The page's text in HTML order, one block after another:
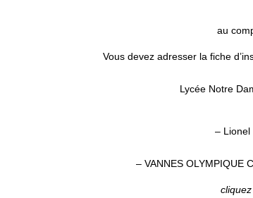
au
Vous devez adresser la fiche
Lycée Notre
– Lionel
– VANNES OLYMPIQUE